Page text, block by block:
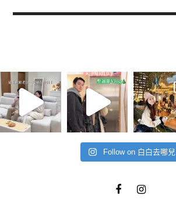
Follow on 白白去哪兒